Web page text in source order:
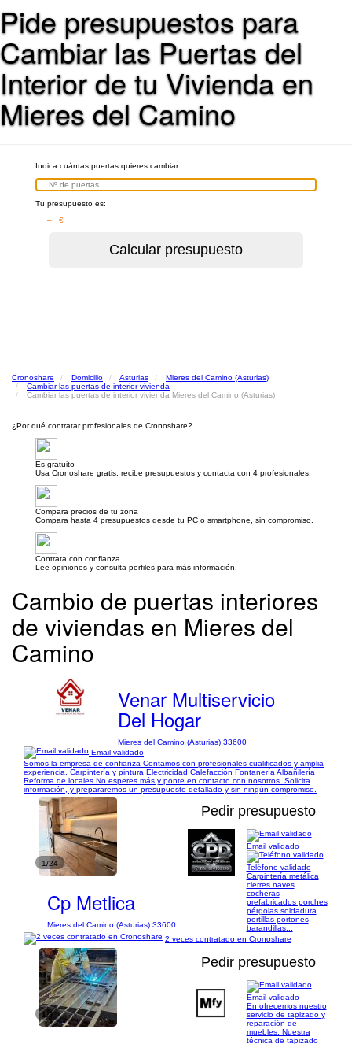
Pide presupuestos para
Cambiar las Puertas del
Interior de tu Vivienda en
Mieres del Camino
Indica cuántas puertas quieres cambiar:
Tu presupuesto es:
– €
Cronoshare Domicilio Asturias
Mieres del Camino (Asturias)
Cambiar las puertas de interior vivienda
Cambiar las puertas de interior vivienda Mieres del Camino (Asturias)
¿Por qué contratar profesionales de Cronoshare?
Es gratuito
Usa Cronoshare gratis: recibe presupuestos y contacta con 4 profesionales.
Compara precios de tu zona
Compara hasta 4 presupuestos desde tu PC o smartphone, sin compromiso.
Contrata con confianza
Lee opiniones y consulta perfiles para más información.
Cambio de puertas interiores
de viviendas en Mieres del
Camino
Venar Multiservicio
Del Hogar
Mieres del Camino (Asturias) 33600
Email validado
Somos la empresa de confianza Contamos con profesionales cualificados y amplia
experiencia. Carpintería y pintura Electricidad Calefacción Fontanería Albañilería
Reforma de locales No esperes más y ponte en contacto con nosotros. Solicita
información, y prepararemos un presupuesto detallado y sin ningún compromiso.
1/24
Pedir presupuesto
Cp Metlica
Mieres del Camino (Asturias) 33600
Email validado
Teléfono validado
Carpintería metálica
cierres naves
cocheras
prefabricados porches
pérgolas soldadura
portillas portones
barandillas...
2 veces contratado en Cronoshare
1/3
Pedir presupuesto
Email validado
En ofrecemos nuestro
servicio de tapizado y
reparación de
muebles. Nuestra
técnica de tapizado